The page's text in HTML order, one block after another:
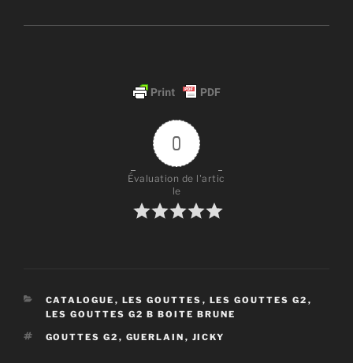
0
Évaluation de l'artic
le
CATÉGORIES
CATALOGUE , LES GOUTTES , LES GOUTTES G2 ,
LES GOUTTES G2 B BOITE BRUNE
ÉTIQUETTES
GOUTTES G2 , GUERLAIN , JICKY